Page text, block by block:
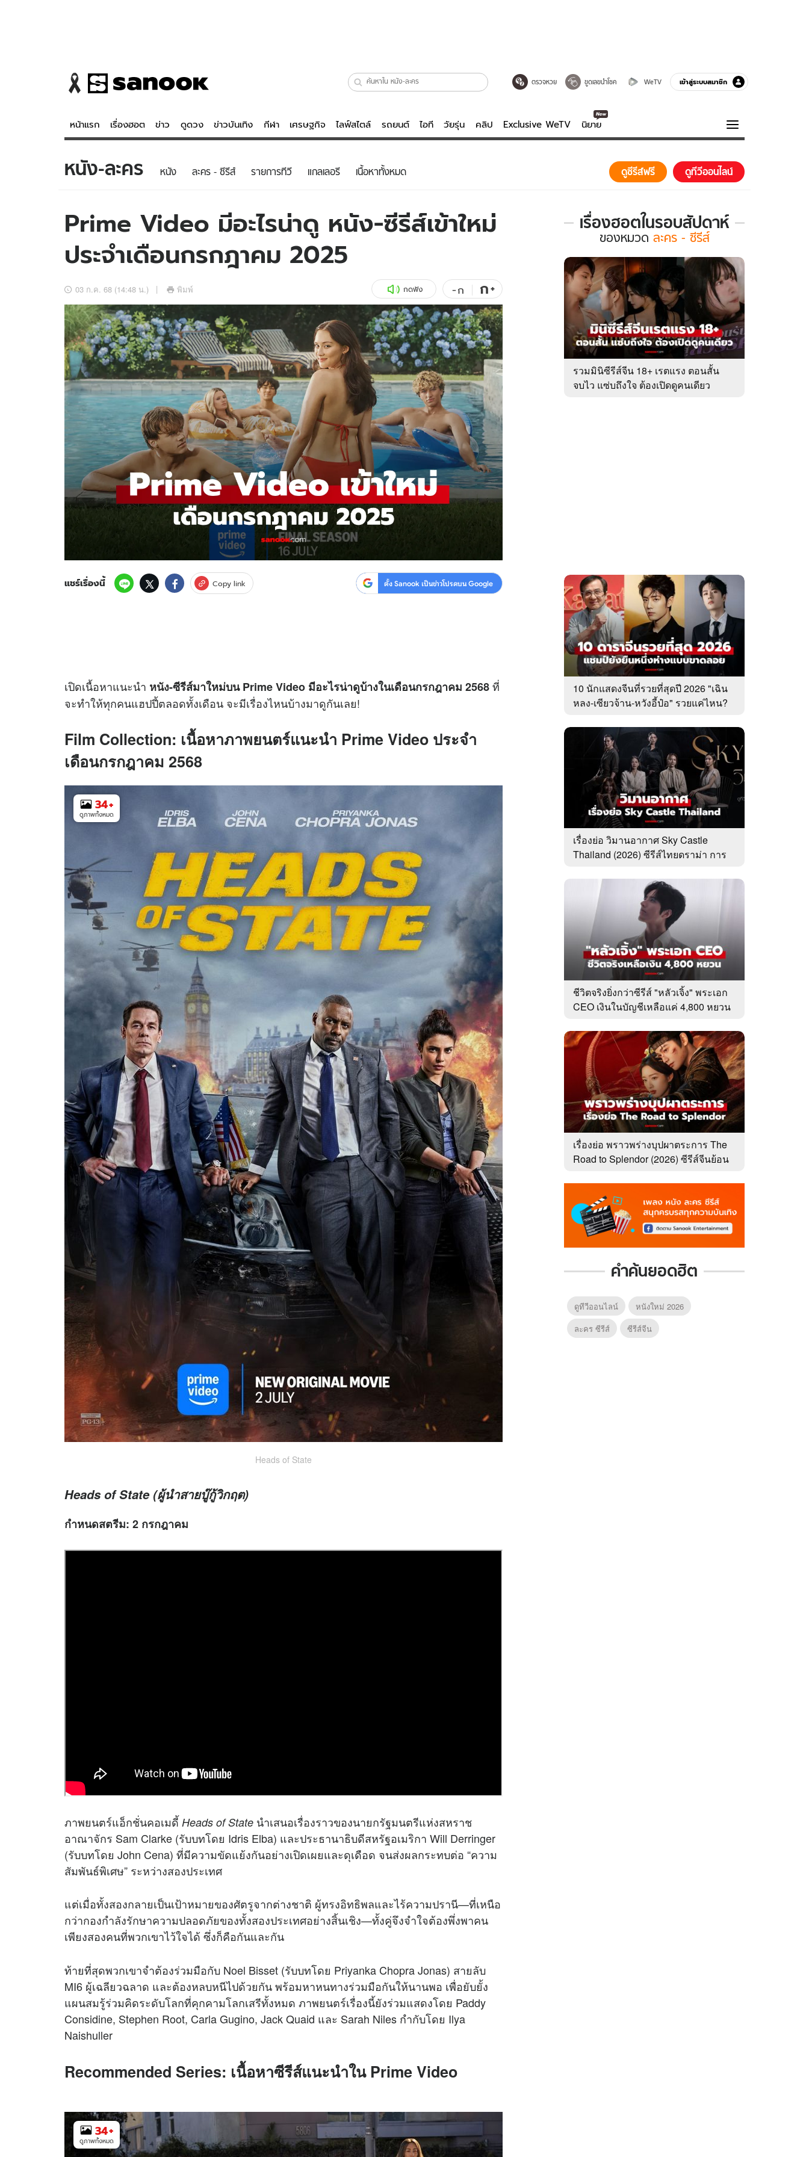
ตรวจหวย ขูดเลขนำโชค WeTV เข้าสู่ระบบสมาชิก
หน้าแรก เรื่องฮอต ข่าว ดูดวง ข่าวบันเทิง กีฬา เศรษฐกิจ ไลฟ์สไตล์ รถยนต์ ไอที วัยรุ่น คลิป Exclusive WeTV นิยาย
ข่าว
ข่าวบันเทิง
ข่าวกีฬา
ข่าวเศรษฐกิจ
อัปเดตจีน
เช็กข่าวชัวร์
ดูดวง - ตรวจหวย
สถิติหวยไทย
หวยลาว
ไลฟ์สไตล์
วัยรุ่น
สุขภาพ
เที่ยว-กิน
Tasteful Thailand
Sanook Choice
เกมส์
ดูทีวี
WeTV
Exclusive WeTV
นิยาย
ความรู้รอบตัว
ฮาวทู
ดาวน์โหลดสนุกแอปฟรี ติดตามสนุกโซเชียลได้ที่
สงวนลิขสิทธิ์ © 2569 บริษัท อิมเมจ ฟิวเจอร์ (ประเทศไทย) จำกัด
หนัง-ละคร หนัง ละคร - ซีรีส์ รายการทีวี แกลเลอรี เนื้อหาทั้งหมด ดูซีรีส์ฟรี ดูทีวีออนไลน์
Prime Video มีอะไรน่าดู หนัง-ซีรีส์เข้าใหม่
ประจำเดือนกรกฎาคม 2025
03 ก.ค. 68 (14:48 น.) พิมพ์ กดฟัง -ก ก+
แชร์เรื่องนี้ Copy link ตั้ง Sanook เป็นข่าวโปรดบน Google
เปิดเนื้อหาแนะนำ หนัง-ซีรีส์มาใหม่บน Prime Video มีอะไรน่าดูบ้างในเดือนกรกฎาคม 2568ที่
จะทำให้ทุกคนแฮปปี้ตลอดทั้งเดือน จะมีเรื่องไหนบ้างมาดูกันเลย!
Film Collection: เนื้อหาภาพยนตร์แนะนำ Prime Video ประจำ
เดือนกรกฎาคม 2568
34+
ดูภาพทั้งหมด
Heads of State
Heads of State (ผู้นำสายบู๊กู้วิกฤต)
กำหนดสตรีม: 2 กรกฎาคม
ภาพยนตร์แอ็กชั่นคอเมดี้ Heads of State นำเสนอเรื่องราวของนายกรัฐมนตรีแห่งสหราช
อาณาจักร Sam Clarke (รับบทโดย Idris Elba) และประธานาธิบดีสหรัฐอเมริกา Will Derringer
(รับบทโดย John Cena) ที่มีความขัดแย้งกันอย่างเปิดเผยและดุเดือด จนส่งผลกระทบต่อ “ความ
สัมพันธ์พิเศษ” ระหว่างสองประเทศ
แต่เมื่อทั้งสองกลายเป็นเป้าหมายของศัตรูจากต่างชาติ ผู้ทรงอิทธิพลและไร้ความปรานี—ที่เหนือ
กว่ากองกำลังรักษาความปลอดภัยของทั้งสองประเทศอย่างสิ้นเชิง—ทั้งคู่จึงจำใจต้องพึ่งพาคน
เพียงสองคนที่พวกเขาไว้ใจได้ ซึ่งก็คือกันและกัน
ท้ายที่สุดพวกเขาจำต้องร่วมมือกับ Noel Bisset (รับบทโดย Priyanka Chopra Jonas) สายลับ
MI6 ผู้เฉลียวฉลาด และต้องหลบหนีไปด้วยกัน พร้อมหาหนทางร่วมมือกันให้นานพอ เพื่อยับยั้ง
แผนสมรู้ร่วมคิดระดับโลกที่คุกคามโลกเสรีทั้งหมด ภาพยนตร์เรื่องนี้ยังร่วมแสดงโดย Paddy
Considine, Stephen Root, Carla Gugino, Jack Quaid และ Sarah Niles กำกับโดย Ilya
Naishuller
Recommended Series: เนื้อหาซีรีส์แนะนำใน Prime Video
34+
ดูภาพทั้งหมด
เรื่องฮอตในรอบสัปดาห์
เรื่อง
ใน
รอบ
สัปดาห์
ของ
หมวด
ละคร
ของหมวด ละคร - ซีรีส์
รวมมินิซีรีส์จีน 18+ เรตแรง ตอนสั้น
จบไว แซ่บถึงใจ ต้องเปิดดูคนเดียว
10 นักแสดงจีนที่รวยที่สุดปี 2026 "เฉิน
หลง-เซียวจ้าน-หวังอี้ป๋อ" รวยแค่ไหน?
เรื่องย่อ วิมานอากาศ Sky Castle
Thailand (2026) ซีรีส์ไทยดราม่า การ
ชีวิตจริงยิ่งกว่าซีรีส์ "หลัวเจิ้ง" พระเอก
CEO เงินในบัญชีเหลือแค่ 4,800 หยวน
เรื่องย่อ พราวพร่างบุปผาตระการ The
Road to Splendor (2026) ซีรีส์จีนย้อน
คำค้นยอดฮิต
ดูทีวีออนไลน์
หนังใหม่ 2026
ละคร ซีรีส์
ซีรีส์จีน